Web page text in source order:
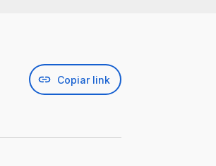
Copiar link